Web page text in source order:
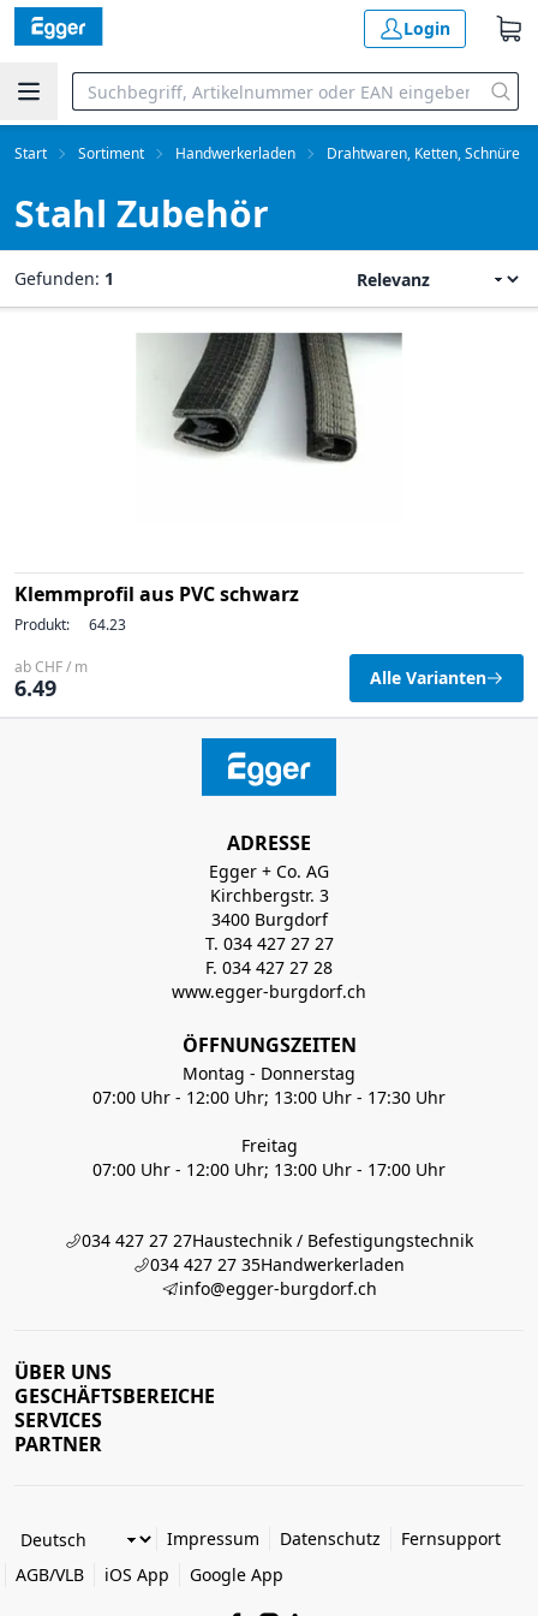
Login
Start Sortiment Handwerkerladen Drahtwaren, Ketten, Schnüre
Stahl Zubehör
Gefunden: 1
Klemmprofil aus PVC schwarz
Produkt: 64.23
ab CHF / m
6.49 Alle Varianten
ADRESSE
Egger + Co. AG
Kirchbergstr. 3
3400 Burgdorf
T. 034 427 27 27
F. 034 427 27 28
www.egger-burgdorf.ch
ÖFFNUNGSZEITEN
Montag - Donnerstag
07:00 Uhr - 12:00 Uhr; 13:00 Uhr - 17:30 Uhr
Freitag
07:00 Uhr - 12:00 Uhr; 13:00 Uhr - 17:00 Uhr
034 427 27 27Haustechnik / Befestigungstechnik
034 427 27 35Handwerkerladen
info@egger-burgdorf.ch
ÜBER UNS
GESCHÄFTSBEREICHE
SERVICES
PARTNER
Impressum Datenschutz
Fernsupport
AGB/VLB
iOS App Google App